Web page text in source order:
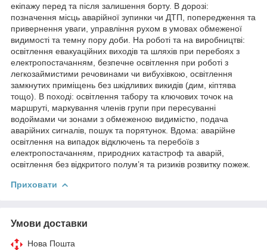
екіпажу перед та після залишення борту. В дорозі:
позначення місць аварійної зупинки чи ДТП, попередження та
привернення уваги, управління рухом в умовах обмеженої
видимості та темну пору доби. На роботі та на виробництві:
освітлення евакуаційних виходів та шляхів при перебоях з
електропостачанням, безпечне освітлення при роботі з
легкозаймистими речовинами чи вибухівкою, освітлення
замкнутих приміщень без шкідливих викидів (дим, кіптява
тощо). В поході: освітлення табору та ключових точок на
маршруті, маркування членів групи при пересуванні
водоймами чи зонами з обмеженою видимістю, подача
аварійних сигналів, пошук та порятунок. Вдома: аварійне
освітлення на випадок відключень та перебоїв з
електропостачанням, природних катастроф та аварій,
освітлення без відкритого полум’я та ризиків розвитку пожеж.
Приховати
Умови доставки
Нова Пошта